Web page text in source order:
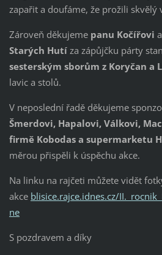
zapařit a doufáme, že prožili skvělý
Zároveň děkujeme panu Kočířovi a
Starých Hutíza zápůjčku párty
sesterským sborům z Koryčan a
lavic a stolů.
V neposlední řadě děkujeme
Šmerdovi, Hapalovi, Válkovi,
firmě Kobodas a supermarketu
měrou přispěli k úspěchu akce.
Na linku na rajčeti můžete vidět
akce blisice.rajce.idnes.cz/
ne
S pozdravem a díky